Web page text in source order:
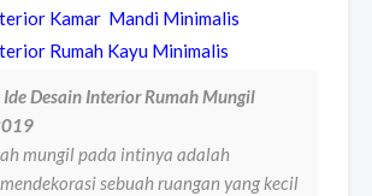
Kamar Mandi Minimalis
Rumah Kayu Minimalis
Desain Interior Rumah Mungil
mungil pada intinya adalah
sebuah ruangan yang kecil